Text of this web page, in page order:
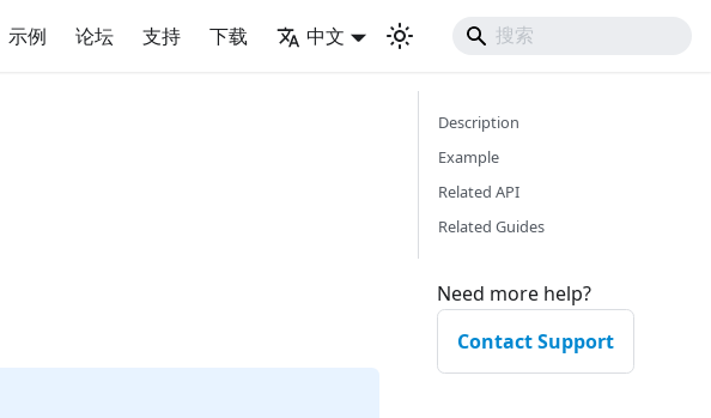
示例 论坛 支持 下载 中文
Description
Example
Related API
Related Guides
Need more help?
Contact Support